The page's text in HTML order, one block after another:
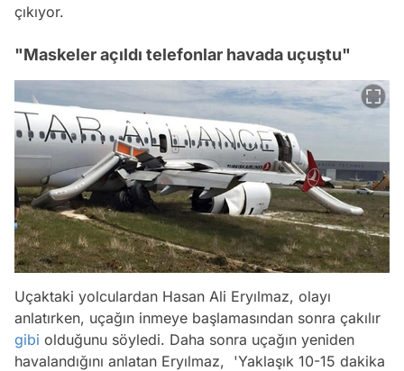
çıkıyor.
"Maskeler açıldı telefonlar havada uçuştu"
Uçaktaki yolculardan Hasan Ali Eryılmaz, olayı
anlatırken, uçağın inmeye başlamasından sonra çakılır
gibi olduğunu söyledi. Daha sonra uçağın yeniden
havalandığını anlatan Eryılmaz, 'Yaklaşık 10-15 dakika